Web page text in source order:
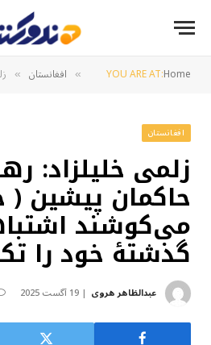
YOU ARE AT:Home
» افغانستان »
افغانستان
زلمی خلیلزاد:
حاکمان پیشین
می‌کوشند
گذشتهٔ خود را
عبدالظاهر هروی 19 آگست 2025